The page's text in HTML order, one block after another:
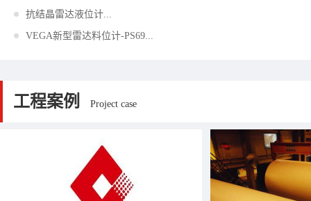
抗结晶雷达液位计...
VEGA新型雷达料位计-PS69...
工程案例 Project case